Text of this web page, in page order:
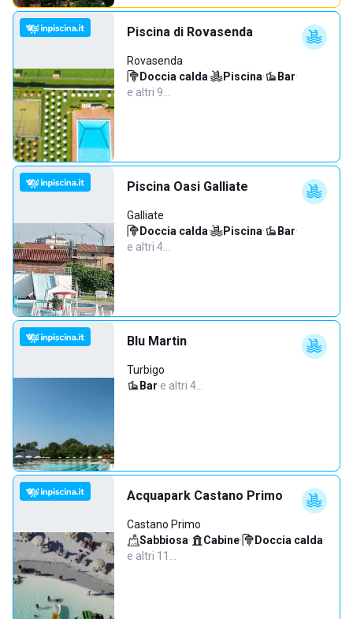
Piscina di Rovasenda
Rovasenda
Doccia calda· Piscina· Bar·
e altri 9…
Piscina Oasi Galliate
Galliate
Doccia calda· Piscina· Bar·
e altri 4…
Blu Martin
Turbigo
Bar·e altri 4…
Acquapark Castano Primo
Castano Primo
Sabbiosa· Cabine· Doccia calda·
e altri 11…